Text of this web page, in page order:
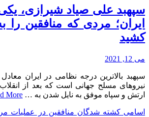
سپهبد علی صیاد شیرازی،
ایران؛ مردی که منافقین
کشید
می 12, 2021
سپهبد بالاترین درجه نظامی در ایران
نیروهای مسلح جهانی است که بعد از
ارتش و سپاه موفق به نایل شدن به … More
اسامی کشته شدگان منافقین در عملیات